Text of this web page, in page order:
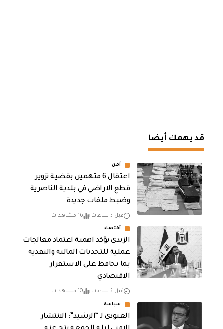
قد يهمك أيضا
أمن
اعتقال 6 متهمين بقضية تزوير
قطع الاراضي في بلدية الناصرية
وضبط ملفات جديدة
قبل 5 ساعات 16 مشاهدات
أقتصاد
الزيدي يؤكد اهمية اعتماد معالجات
عملية للتحديات المالية والنقدية
بما يحافظ على الاستقرار
الاقتصادي
قبل 5 ساعات 10 مشاهدات
سياسة
العبودي لـ “الرشيد”: الانتشار